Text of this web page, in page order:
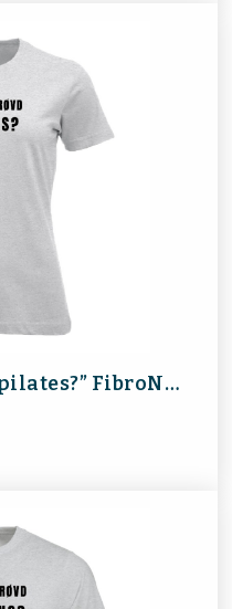
Dame “Har du prøvd pilates?” FibroNorge